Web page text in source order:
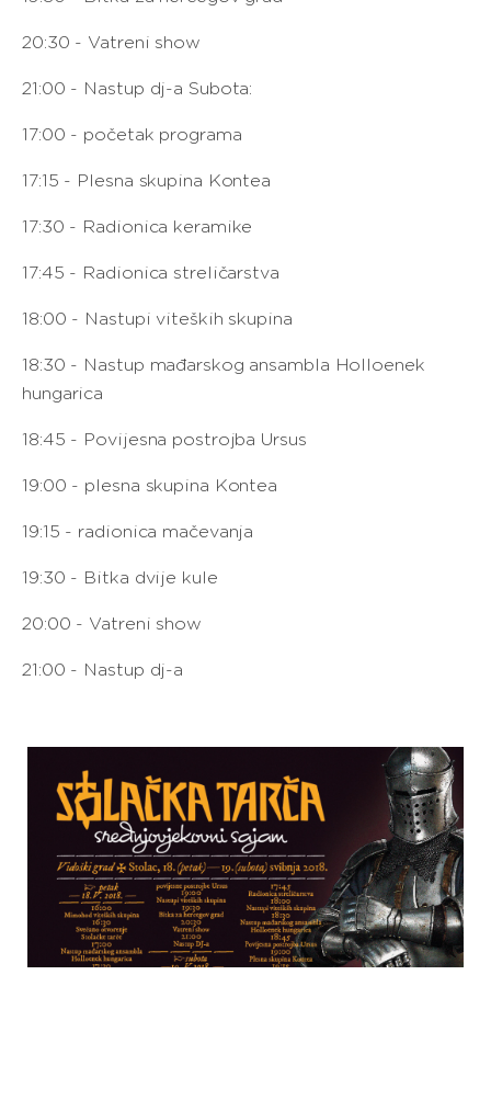
20:30 - Vatreni show
21:00 - Nastup dj-a Subota:
17:00 - početak programa
17:15 - Plesna skupina Kontea
17:30 - Radionica keramike
17:45 - Radionica streličarstva
18:00 - Nastupi viteških skupina
18:30 - Nastup mađarskog ansambla Holloenek
hungarica
18:45 - Povijesna postrojba Ursus
19:00 - plesna skupina Kontea
19:15 - radionica mačevanja
19:30 - Bitka dvije kule
20:00 - Vatreni show
21:00 - Nastup dj-a